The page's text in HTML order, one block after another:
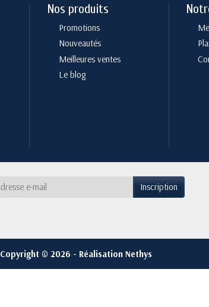
Nos produits
Promotions
Nouveautés
Meilleures ventes
Le blog
Copyright © 2026 - Réalisation Nethys